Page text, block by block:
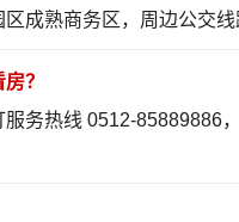
成熟商务区，周边公交
？
务热线 0512-85889886